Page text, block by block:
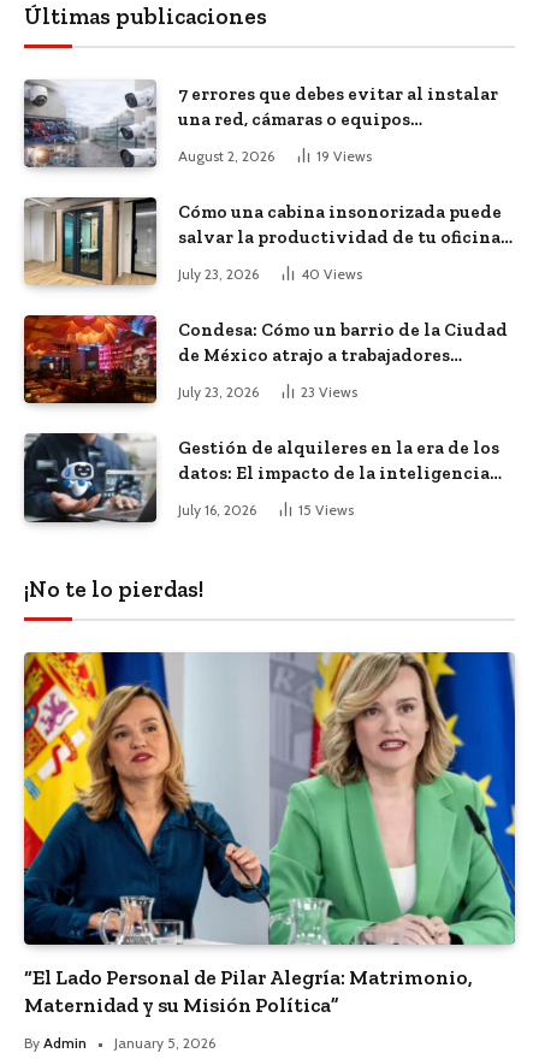
Últimas publicaciones
7 errores que debes evitar al instalar
una red, cámaras o equipos
tecnológicos en una empresa
August 2, 2026 19 Views
Cómo una cabina insonorizada puede
salvar la productividad de tu oficina
July 23, 2026 40 Views
Condesa: Cómo un barrio de la Ciudad
de México atrajo a trabajadores
remotos de todo el mundo
July 23, 2026 23 Views
Gestión de alquileres en la era de los
datos: El impacto de la inteligencia
July 16, 2026 15 Views
¡No te lo pierdas!
“El Lado Personal de Pilar Alegría: Matrimonio,
Maternidad y su Misión Política”
By Admin January 5, 2026